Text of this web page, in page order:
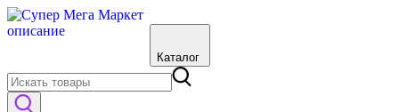
Каталог